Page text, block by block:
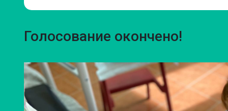
Голосование окончено!